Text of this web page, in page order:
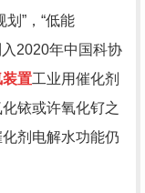
”，“低能
入2020年中国科协
装置工业用催化剂
铱或许氧化钌之
剂电解水功能仍